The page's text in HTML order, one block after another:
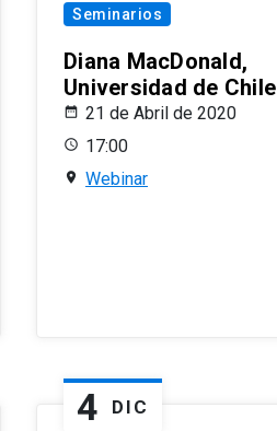
Seminarios
Diana MacDonald,
Universidad de Chile
21 de Abril de 2020
17:00
Webinar
4 DIC